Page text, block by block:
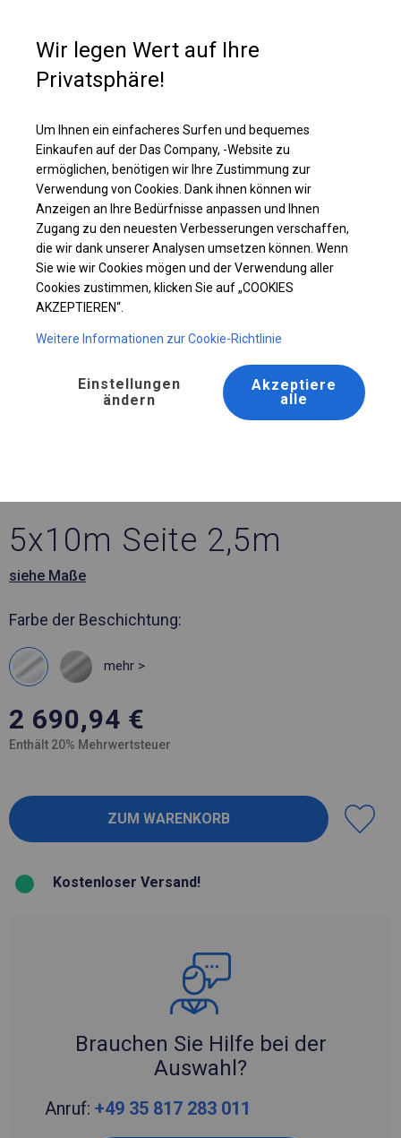
Ganzjährig geöffnete Zelthalle | 5x10 m
5x10m Seite 2,5m
siehe Maße
Farbe der Beschichtung:
mehr >
2 690,94 €
Enthält 20% Mehrwertsteuer
Kostenloser Versand!
Brauchen Sie Hilfe bei der
Auswahl?
Anruf: +49 35 817 283 011
Wir legen Wert auf Ihre
Privatsphäre!
Um Ihnen ein einfacheres Surfen und bequemes
Einkaufen auf der Das Company, -Website zu
ermöglichen, benötigen wir Ihre Zustimmung zur
Verwendung von Cookies. Dank ihnen können wir
Anzeigen an Ihre Bedürfnisse anpassen und Ihnen
Zugang zu den neuesten Verbesserungen verschaffen,
die wir dank unserer Analysen umsetzen können. Wenn
Sie wie wir Cookies mögen und der Verwendung aller
Cookies zustimmen, klicken Sie auf „COOKIES
AKZEPTIEREN“.
Weitere Informationen zur Cookie-Richtlinie
Einstellungen
ändern
Akzeptiere
alle